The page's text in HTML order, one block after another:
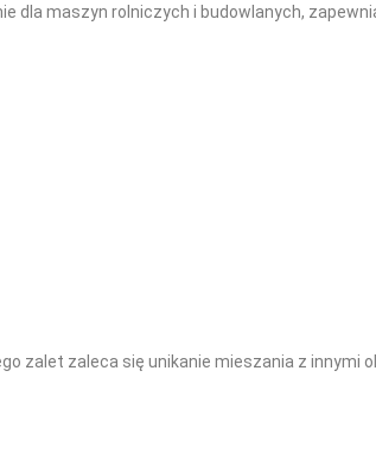
dla maszyn rolniczych i budowlanych,
zalet zaleca się unikanie mieszania z innymi